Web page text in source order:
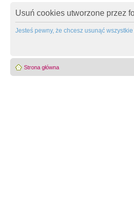
Usuń cookies utworzone przez
Jesteś pewny, że chcesz usunąć
Strona główna